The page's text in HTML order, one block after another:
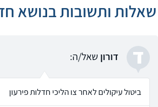
שאלות ותשובות בנושא
ד דורון שאל/ה:
ביטול עיקולים לאחר צו הליכי חדלות פירעון